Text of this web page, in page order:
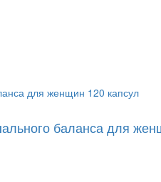
баланса для